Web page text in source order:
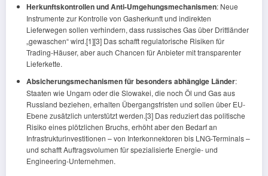
Herkunftskontrollen und Anti-Umgehungsmechanismen: Neue
Instrumente zur Kontrolle von Gasherkunft und indirekten
Lieferwegen sollen verhindern, dass russisches Gas über Drittländer
„gewaschen“ wird.[1][3] Das schafft regulatorische Risiken für
Trading-Häuser, aber auch Chancen für Anbieter mit transparenter
Lieferkette.
Absicherungsmechanismen für besonders abhängige Länder:
Staaten wie Ungarn oder die Slowakei, die noch Öl und Gas aus
Russland beziehen, erhalten Übergangsfristen und sollen über EU-
Ebene zusätzlich unterstützt werden.[3] Das reduziert das politische
Risiko eines plötzlichen Bruchs, erhöht aber den Bedarf an
Infrastrukturinvestitionen – von Interkonnektoren bis LNG-Terminals –
und schafft Auftragsvolumen für spezialisierte Energie- und
Engineering-Unternehmen.